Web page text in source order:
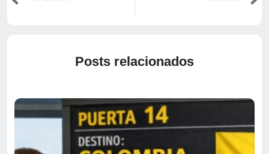
Posts relacionados